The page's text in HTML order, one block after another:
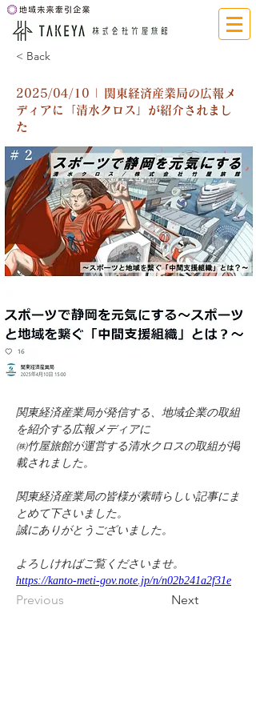
< Back
2025/04/10 | 関東経済産業局の広報メ
ディアに「清水クロス」が紹介されまし
た
関東経済産業局が発信する、地域企業の取組
を紹介する広報メディアに
㈱竹屋旅館が運営する清水クロスの取組が掲
載されました。
関東経済産業局の皆様が素晴らしい記事にま
とめて下さいました。
誠にありがとうございました。
よろしければご覧くださいませ。
https://kanto-meti-gov.note.jp/n/n02b241a2f31e
Previous Next